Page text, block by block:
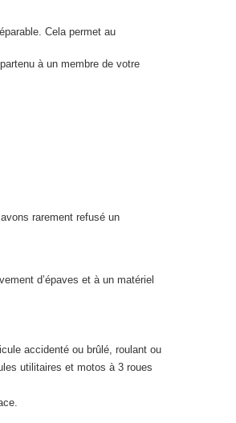
Cela permet au
à un membre de votre
rarement refusé un
d’épaves et à un matériel
accidenté ou brûlé, roulant ou
utilitaires et motos à 3 roues